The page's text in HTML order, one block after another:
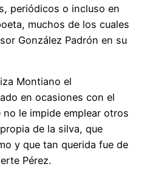
periódicos o incluso en
muchos de los cuales
González Padrón en su
Montiano el
en ocasiones con el
le impide emplear otros
de la silva, que
y que tan querida fue de
Pérez.